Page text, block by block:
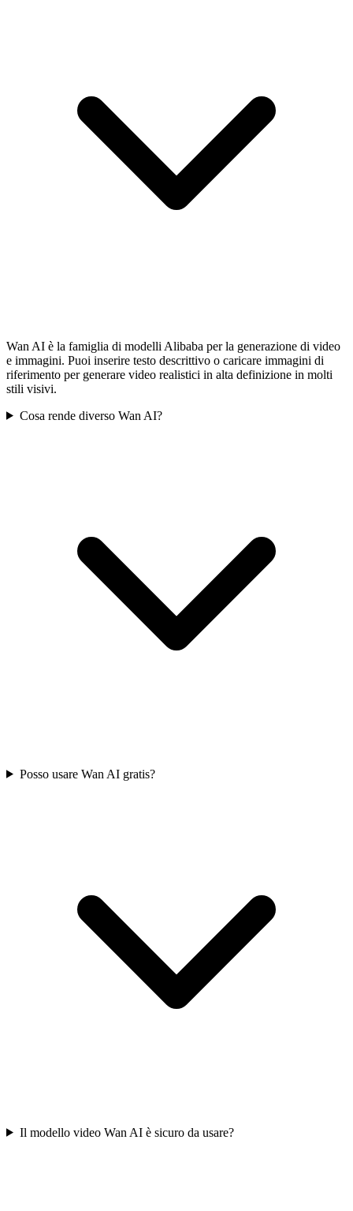
Wan AI è la famiglia di modelli Alibaba per la generazione di video
e immagini. Puoi inserire testo descrittivo o caricare immagini di
riferimento per generare video realistici in alta definizione in molti
stili visivi.
Cosa rende diverso Wan AI?
Posso usare Wan AI gratis?
Il modello video Wan AI è sicuro da usare?